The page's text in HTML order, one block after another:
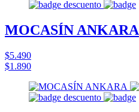
MOCASÍN ANKARA
$5.490
$1.890